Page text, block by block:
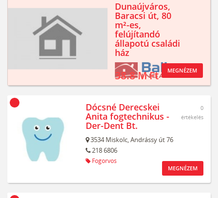
Dunaújváros,
Baracsi út, 80
m²-es,
felújítandó
állapotú családi
ház
38.8 M Ft MEGNÉZEM
Dócsné Derecskei
Anita fogtechnikus -
Der-Dent Bt.
3534 Miskolc,Andrássy út 76
218 6806
Fogorvos
0
értékelés
MEGNÉZEM